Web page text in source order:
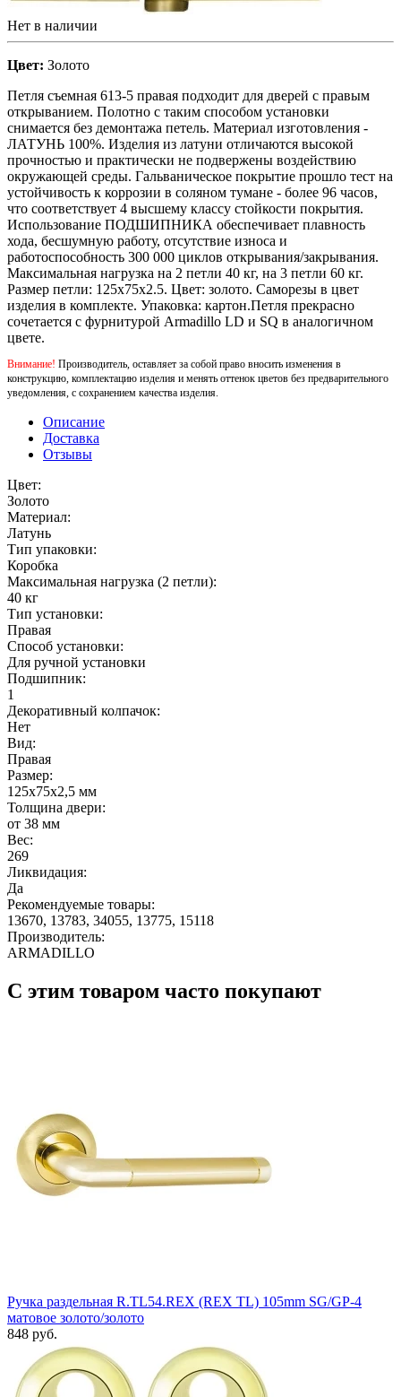
Нет в наличии
Цвет: Золото
Петля съемная 613-5 правая подходит для дверей с правым
открыванием. Полотно с таким способом установки
снимается без демонтажа петель. Материал изготовления -
ЛАТУНЬ 100%. Изделия из латуни отличаются высокой
прочностью и практически не подвержены воздействию
окружающей среды. Гальваническое покрытие прошло тест на
устойчивость к коррозии в соляном тумане - более 96 часов,
что соответствует 4 высшему классу стойкости покрытия.
Использование ПОДШИПНИКА обеспечивает плавность
хода, бесшумную работу, отсутствие износа и
работоспособность 300 000 циклов открывания/закрывания.
Максимальная нагрузка на 2 петли 40 кг, на 3 петли 60 кг.
Размер петли: 125х75х2.5. Цвет: золото. Саморезы в цвет
изделия в комплекте. Упаковка: картон.Петля прекрасно
сочетается с фурнитурой Armadillo LD и SQ в аналогичном
цвете.
Внимание! Производитель, оставляет за собой право вносить изменения в
конструкцию, комплектацию изделия и менять оттенок цветов без предварительного
уведомления, с сохранением качества изделия.
Описание
Доставка
Отзывы
Цвет:
Золото
Материал:
Латунь
Тип упаковки:
Коробка
Максимальная нагрузка (2 петли):
40 кг
Тип установки:
Правая
Способ установки:
Для ручной установки
Подшипник:
1
Декоративный колпачок:
Нет
Вид:
Правая
Размер:
125x75x2,5 мм
Толщина двери:
от 38 мм
Вес:
269
Ликвидация:
Да
Рекомендуемые товары:
13670, 13783, 34055, 13775, 15118
Производитель:
ARMADILLO
С этим товаром часто покупают
Ручка раздельная R.TL54.REX (REX TL) 105mm SG/GP-4
матовое золото/золото
848 руб.